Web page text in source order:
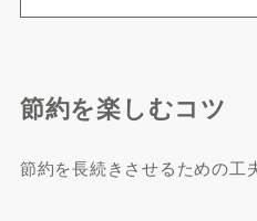
節約を楽しむコツ
節約を長続きさせるための工